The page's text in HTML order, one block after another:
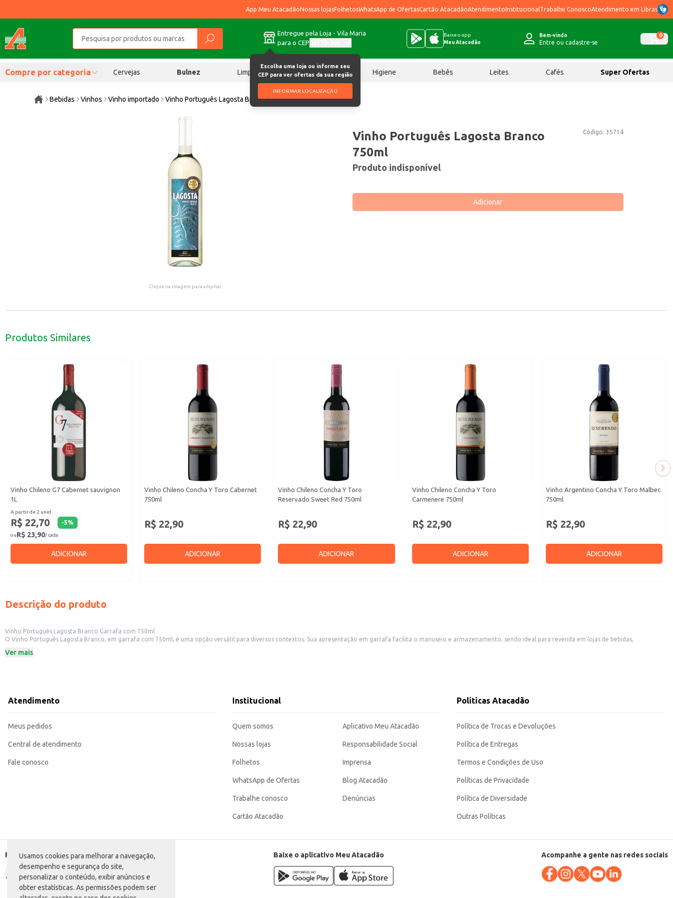
Usamos cookies para melhorar a navegação,
desempenho e segurança do site,
personalizar o conteúdo, exibir anúncios e
obter estatísticas. As permissões podem ser
App Meu AtacadãoNossas lojasFolhetosWhatsApp de OfertasCartão AtacadãoAtendimentoInstitucional Trabalhe ConoscoAtendimento em Libras
Entregue pela Loja - Vila Maria
para o CEP
Escolha uma loja ou informe seu
CEP para ver ofertas da sua região
INFORMAR LOCALIZAÇÃO
Baixe o app
Meu Atacadão
Bem-vindo
Entre ou cadastre-se
0
Compre por categoria Cervejas Bulnez Limpeza Chocolates Higiene Bebês Leites Cafés Super Ofertas
Bebidas Vinhos Vinho importado Vinho Português Lagosta Branco 750ml
Clique na imagem para ampliar.
Código: 35714
Vinho Português Lagosta Branco
750ml
Produto indisponível
Adicionar
Produtos Similares
Vinho Chileno G7 Cabernet sauvignon
1L
A partir de 2 unid.
R$ 22,70 -5%
ouR$ 23,90/ cada
ADICIONAR
Vinho Chileno Concha Y Toro Cabernet
750ml
R$ 22,90
ADICIONAR
Vinho Chileno Concha Y Toro
Reservado Sweet Red 750ml
R$ 22,90
ADICIONAR
Vinho Chileno Concha Y Toro
Carmenere 750ml
R$ 22,90
ADICIONAR
Vinho Argentino Concha Y Toro Malbec
750ml
R$ 22,90
ADICIONAR
Descrição do produto
Vinho Português Lagosta Branco Garrafa com 750ml
O Vinho Português Lagosta Branco, em garrafa com 750ml, é uma opção versátil para diversos contextos. Sua apresentação em garrafa facilita o manuseio e armazenamento, sendo ideal para revenda em lojas de bebidas,
Dicas de uso:
O Vinho Português Lagosta Branco oferece uma experiência de consumo agradável e equilibrada. Sua procedência portuguesa garante a qualidade e o sabor característico dos vinhos da região, tornando-o uma escolha eficiente para
quem busca um produto de bom custo-benefício, seja para revenda ou consumo pessoal.
Marca: Lagosta
Categoria: Vinho importado
EAN: 5601110130134
Ver mais
Atendimento
Meus pedidos
Central de atendimento
Fale conosco
Institucional
Quem somos
Nossas lojas
Folhetos
WhatsApp de Ofertas
Trabalhe conosco
Cartão Atacadão
Aplicativo Meu Atacadão
Responsabilidade Social
Imprensa
Blog Atacadão
Denúncias
Políticas Atacadão
Política de Trocas e Devoluções
Política de Entregas
Termos e Condições de Uso
Políticas de Privacidade
Política de Diversidade
Outras Políticas
Formas de pagamento Baixe o aplicativo Meu Atacadão Acompanhe a gente nas redes sociais